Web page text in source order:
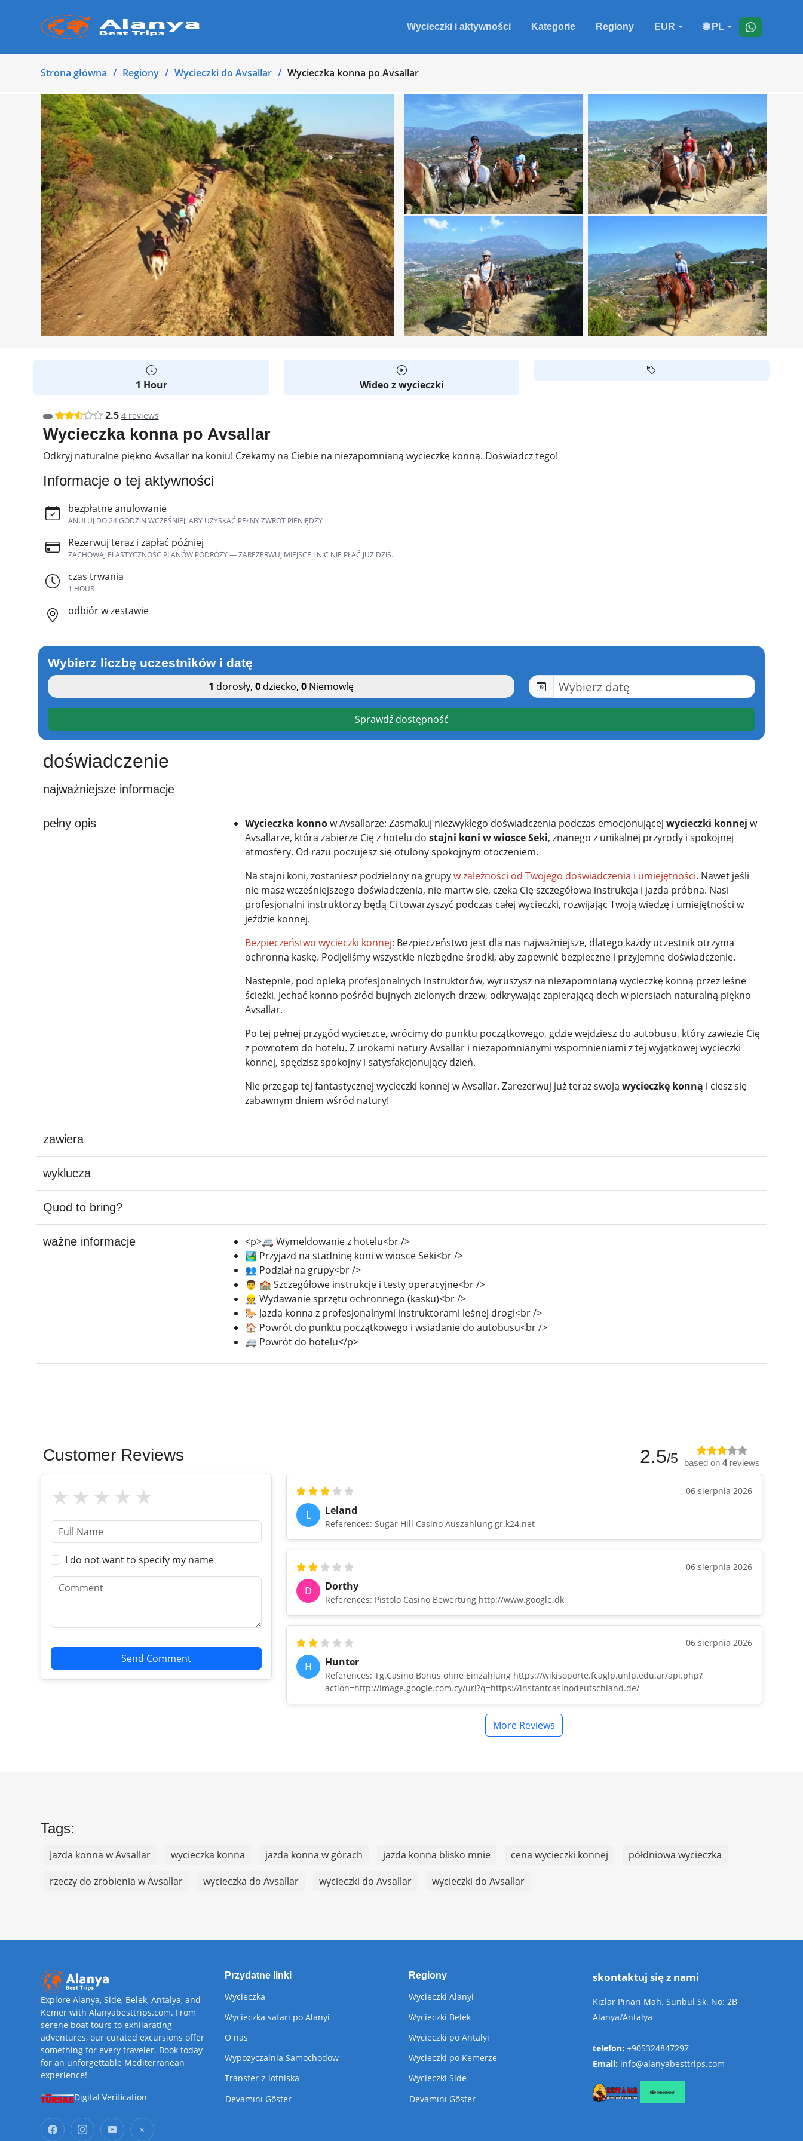
Wycieczki i aktywności Kategorie Regiony EUR 🌐 PL
Strona główna Regiony Wycieczki do Avsallar Wycieczka konna po Avsallar
1 Hour Wideo z wycieczki
2.5 4 reviews
Wycieczka konna po Avsallar
Odkryj naturalne piękno Avsallar na koniu! Czekamy na Ciebie na niezapomnianą wycieczkę konną. Doświadcz tego!
Informacje o tej aktywności
bezpłatne anulowanie
ANULUJ DO 24 GODZIN WCZEŚNIEJ, ABY UZYSKAĆ PEŁNY ZWROT PIENIĘDZY
Rezerwuj teraz i zapłać później
ZACHOWAJ ELASTYCZNOŚĆ PLANÓW PODRÓŻY — ZAREZERWUJ MIEJSCE I NIC NIE PŁAĆ JUŻ DZIŚ.
czas trwania
1 HOUR
odbiór w zestawie
Wybierz liczbę uczestników i datę
1 dorosły,0 dziecko,0 Niemowlę
Sprawdź dostępność
doświadczenie
najważniejsze informacje
pełny opis Wycieczka konnow Avsallarze: Zasmakuj niezwykłego doświadczenia podczas emocjonującej wycieczki konnej w
Avsallarze, która zabierze Cię z hotelu do stajni koni w wiosce Seki, znanego z unikalnej przyrody i spokojnej
atmosfery. Od razu poczujesz się otulony spokojnym otoczeniem.
Na stajni koni, zostaniesz podzielony na grupyw zależności od Twojego doświadczenia i umiejętności. Nawet jeśli
nie masz wcześniejszego doświadczenia, nie martw się, czeka Cię szczegółowa instrukcja i jazda próbna. Nasi
profesjonalni instruktorzy będą Ci towarzyszyć podczas całej wycieczki, rozwijając Twoją wiedzę i umiejętności w
jeździe konnej.
Bezpieczeństwo wycieczki konnej: Bezpieczeństwo jest dla nas najważniejsze, dlatego każdy uczestnik otrzyma
ochronną kaskę. Podjęliśmy wszystkie niezbędne środki, aby zapewnić bezpieczne i przyjemne doświadczenie.
Następnie, pod opieką profesjonalnych instruktorów, wyruszysz na niezapomnianą wycieczkę konną przez leśne
ścieżki. Jechać konno pośród bujnych zielonych drzew, odkrywając zapierającą dech w piersiach naturalną piękno
Avsallar.
Po tej pełnej przygód wycieczce, wrócimy do punktu początkowego, gdzie wejdziesz do autobusu, który zawiezie Cię
z powrotem do hotelu. Z urokami natury Avsallar i niezapomnianymi wspomnieniami z tej wyjątkowej wycieczki
konnej, spędzisz spokojny i satysfakcjonujący dzień.
Nie przegap tej fantastycznej wycieczki konnej w Avsallar. Zarezerwuj już teraz swoją wycieczkę konną i ciesz się
zabawnym dniem wśród natury!
zawiera
wyklucza
Quod to bring?
ważne informacje
<p>🚐 Wymeldowanie z hotelu<br />
🏞️ Przyjazd na stadninę koni w wiosce Seki<br />
👥 Podział na grupy<br />
👨 🏫 Szczegółowe instrukcje i testy operacyjne<br />
👷 Wydawanie sprzętu ochronnego (kasku)<br />
🐎 Jazda konna z profesjonalnymi instruktorami leśnej drogi<br />
🏠 Powrót do punktu początkowego i wsiadanie do autobusu<br />
🚐 Powrót do hotelu</p>
Customer Reviews 2.5/5 based on 4reviews
I do not want to specify my name
Send Comment
06 sierpnia 2026
L Leland
References: Sugar Hill Casino Auszahlung gr.k24.net
06 sierpnia 2026
D Dorthy
References: Pistolo Casino Bewertung http://www.google.dk
06 sierpnia 2026
H Hunter
References: Tg.Casino Bonus ohne Einzahlung https://wikisoporte.fcaglp.unlp.edu.ar/api.php?
action=http://image.google.com.cy/url?q=https://instantcasinodeutschland.de/
More Reviews
Tags:
Jazda konna w Avsallar wycieczka konna jazda konna w górach jazda konna blisko mnie cena wycieczki konnej
półdniowa wycieczka
rzeczy do zrobienia w Avsallar
wycieczka do Avsallar wycieczki do Avsallar wycieczki do Avsallar
Explore Alanya, Side, Belek, Antalya, and
Kemer with Alanyabesttrips.com. From
serene boat tours to exhilarating
adventures, our curated excursions offer
something for every traveler. Book today
for an unforgettable Mediterranean
experience!
Digital Verification
Przydatne linki
Wycieczka
Wycieczka safari po Alanyi
O nas
Wypozyczalnia Samochodow
Transfer-z lotniska
Devamını Göster
Regiony
Wycieczki Alanyi
Wycieczki Belek
Wycieczki po Antalyi
Wycieczki po Kemerze
Wycieczki Side
Devamını Göster
skontaktuj się z nami
Kızlar Pınarı Mah. Sünbül Sk. No: 2B
Alanya/Antalya
telefon: +905324847297
Email: info@alanyabesttrips.com